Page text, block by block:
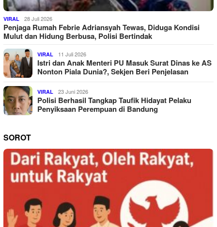
VIRAL 28 Juli 2026
Penjaga Rumah Febrie Adriansyah Tewas, Diduga Kondisi
Mulut dan Hidung Berbusa, Polisi Bertindak
VIRAL 11 Juli 2026
Istri dan Anak Menteri PU Masuk Surat Dinas ke AS
Nonton Piala Dunia?, Sekjen Beri Penjelasan
VIRAL 23 Juni 2026
Polisi Berhasil Tangkap Taufik Hidayat Pelaku
Penyiksaan Perempuan di Bandung
SOROT